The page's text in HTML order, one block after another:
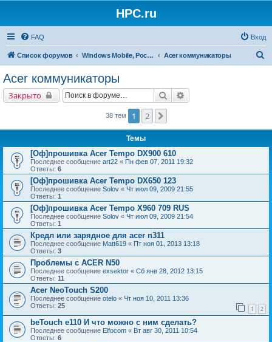
HPC.ru
FAQ Вход
Список форумов Windows Mobile, Pocket PC, MS Smartphone Acer коммуникаторы
Acer коммуникаторы
Закрыто Поиск
38 тем 1 2
Темы
[Оф]прошивка Acer Tempo DX900 610
Последнее сообщение art22 « Пн фев 07, 2011 19:32
Ответы: 6
[Оф]прошивка Acer Tempo DX650 123
Последнее сообщение Solov « Чт июл 09, 2009 21:55
Ответы: 1
[Оф]прошивка Acer Tempo X960 709 RUS
Последнее сообщение Solov « Чт июл 09, 2009 21:54
Ответы: 1
Кредл или зарядное для acer n311
Последнее сообщение Matt619 « Пт ноя 01, 2013 13:18
Ответы: 3
Проблемы с ACER N50
Последнее сообщение exsektor « Сб янв 28, 2012 13:15
Ответы: 11
Acer NeoTouch S200
Последнее сообщение otelo « Чт ноя 10, 2011 13:36
Ответы: 25 1 2
beTouch e110 И что можно с ним сделать?
Последнее сообщение Elfocom « Вт авг 30, 2011 10:54
Ответы: 6